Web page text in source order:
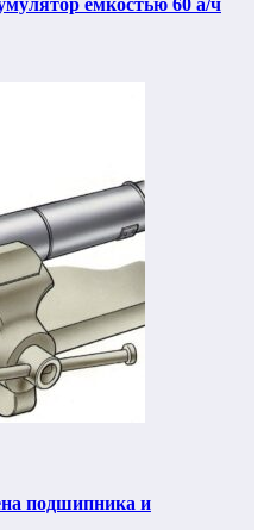
емкостью 60 а/ч
подшипника и